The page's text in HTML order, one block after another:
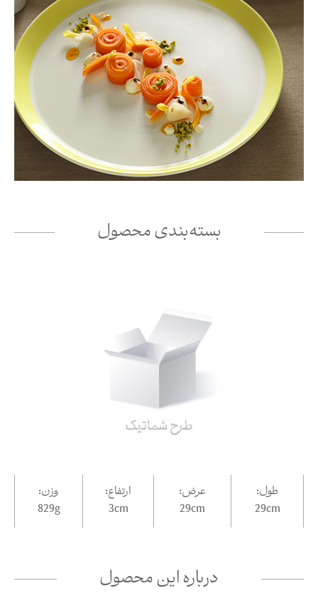
درباره این محصول
بسته‌بندی محصول
طول:
29cm
عرض:
29cm
ارتفاع:
3cm
وزن:
829g